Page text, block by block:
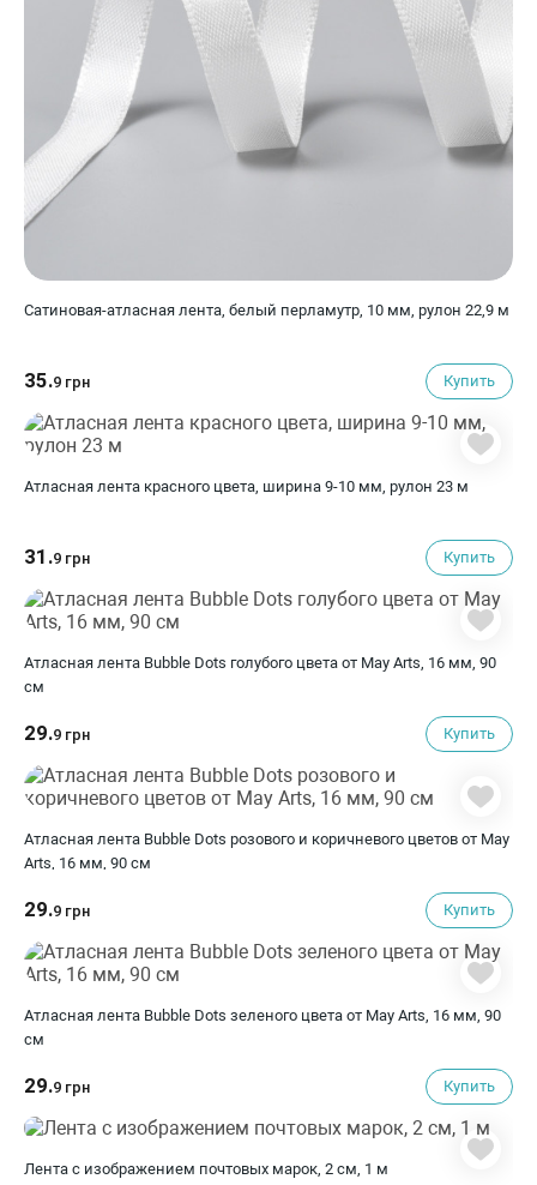
Сатиновая-атласная лента, белый перламутр, 10 мм, рулон 22,9 м
35.9 грн Купить
Атласная лента красного цвета, ширина 9-10 мм, рулон 23 м
31.9 грн Купить
Атласная лента Bubble Dots голубого цвета от May Arts, 16 мм, 90
cм
29.9 грн Купить
Атласная лента Bubble Dots розового и коричневого цветов от May
Arts, 16 мм, 90 cм
29.9 грн Купить
Атласная лента Bubble Dots зеленого цвета от May Arts, 16 мм, 90
cм
29.9 грн Купить
Лента с изображением почтовых марок, 2 см, 1 м